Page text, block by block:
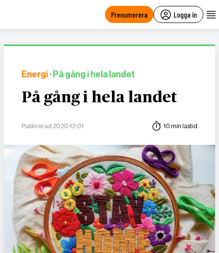
Prenumerera Logga in
Energi· På gång i hela landet
På gång i hela landet
Publicerad 2020-12-01 10 min lästid